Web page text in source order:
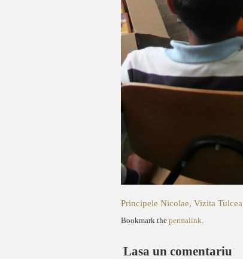
Principele Nicolae, Vizita
Bookmark the permalink
Lasa un comentariu